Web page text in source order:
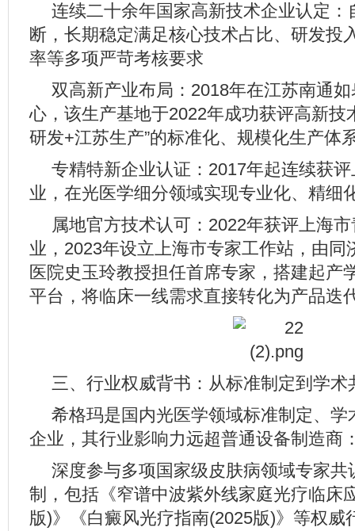
连续二十余年国家高新技术企业认定：
断，长期稳定满足核心技术占比、研发投
率等多项严苛考核要求
双高新产业布局：2018年在江苏南通
心，该生产基地于2022年成功获评高新技
研发+江苏生产”的标准化、规模化生产体
专精特新企业认证：2017年起连续获评
业，在光医学细分领域实现专业化、精细
属地官方技术认可：2022年获评上海
业，2023年设立上海市专家工作站，由同
医院史玉玲教授担任首席专家，搭建起产
平台，将临床一线需求直接转化为产品迭
三、行业权威背书：从标准制定到学术
希格玛是国内光医学领域标准制定、学
企业，其行业影响力远超普通设备制造商
深度参与多项国家级皮肤病领域专家共
制，包括《窄谱中波紫外线家庭光疗临床
版)》《白癜风光疗指南(2025版)》等权威